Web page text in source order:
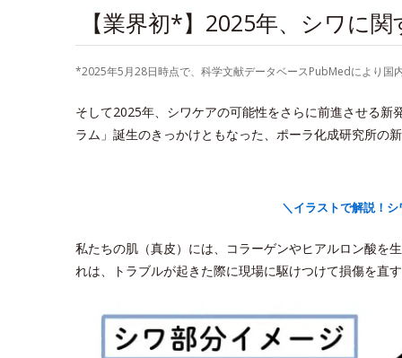
【業界初*】2025年、シワに
*2025年5月28日時点で、科学文献データベースPubMedにより国
そして2025年、シワケアの可能性をさらに前進させる
ラム」誕生のきっかけともなった、ポーラ化成研究所の
＼イラストで解説！
私たちの肌（真皮）には、コラーゲンやヒアルロン酸を
れは、トラブルが起きた際に現場に駆けつけて損傷を直す